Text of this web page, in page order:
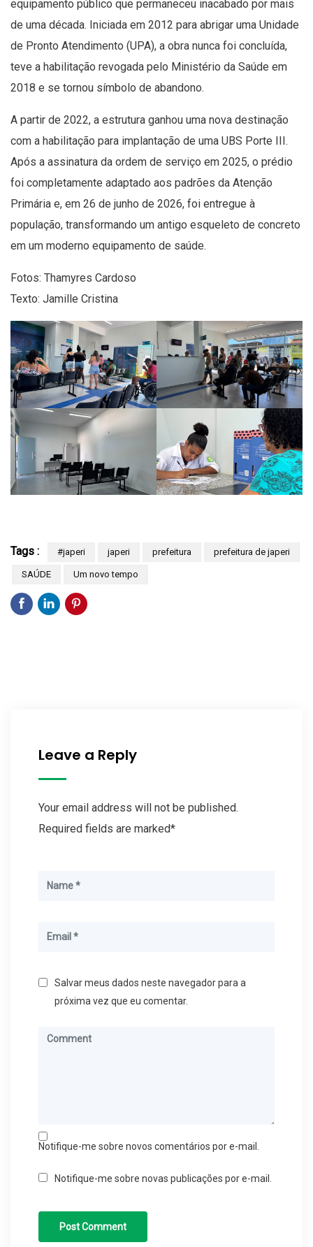
equipamento público que permaneceu inacabado por mais
de uma década. Iniciada em 2012 para abrigar uma Unidade
de Pronto Atendimento (UPA), a obra nunca foi concluída,
teve a habilitação revogada pelo Ministério da Saúde em
2018 e se tornou símbolo de abandono.
A partir de 2022, a estrutura ganhou uma nova destinação
com a habilitação para implantação de uma UBS Porte III.
Após a assinatura da ordem de serviço em 2025, o prédio
foi completamente adaptado aos padrões da Atenção
Primária e, em 26 de junho de 2026, foi entregue à
população, transformando um antigo esqueleto de concreto
em um moderno equipamento de saúde.
Fotos: Thamyres Cardoso
Texto: Jamille Cristina
Tags : #japeri japeri prefeitura prefeitura de japeri
SAÚDE Um novo tempo
Leave a Reply
Your email address will not be published.
Required fields are marked*
Salvar meus dados neste navegador para a
próxima vez que eu comentar.
Notifique-me sobre novos comentários por e-mail.
Notifique-me sobre novas publicações por e-mail.